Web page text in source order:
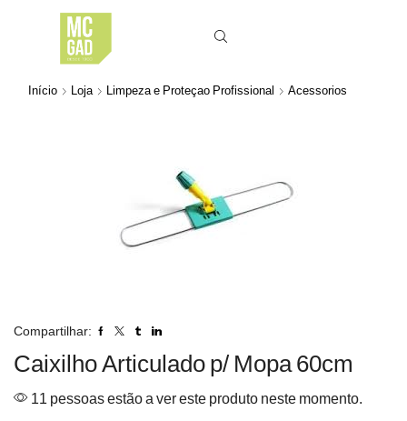
Início Loja Limpeza e Proteçao Profissional Acessorios
Compartilhar:
Caixilho Articulado p/ Mopa 60cm
11 pessoas estão a ver este produto neste momento.